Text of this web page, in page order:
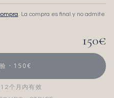
. La compra es final y no admite
150€
· 150€
个月内有效